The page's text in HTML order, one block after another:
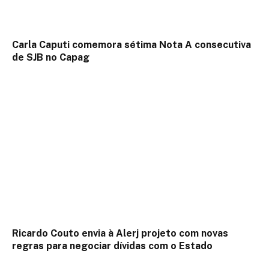
Carla Caputi comemora sétima Nota A consecutiva
de SJB no Capag
Ricardo Couto envia à Alerj projeto com novas
regras para negociar dívidas com o Estado